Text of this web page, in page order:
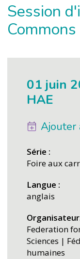
Session
Commons
01 juin
HAE
Ajouter
Série
Foire aux
Langue
anglais
Federation
Sciences |
humaines